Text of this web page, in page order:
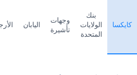
اليابان
وجهات
تأشيرة
بنك
الولايات
المتحدة
كايكسا